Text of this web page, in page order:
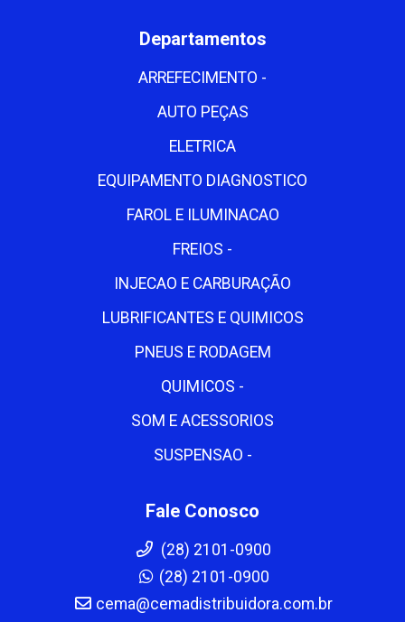
Departamentos
ARREFECIMENTO -
AUTO PEÇAS
ELETRICA
EQUIPAMENTO DIAGNOSTICO
FAROL E ILUMINACAO
FREIOS -
INJECAO E CARBURAÇÃO
LUBRIFICANTES E QUIMICOS
PNEUS E RODAGEM
QUIMICOS -
SOM E ACESSORIOS
SUSPENSAO -
Fale Conosco
(28) 2101-0900
(28) 2101-0900
cema@cemadistribuidora.com.br